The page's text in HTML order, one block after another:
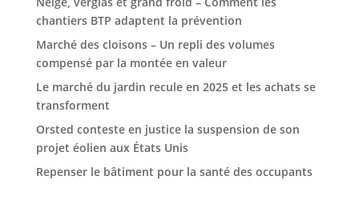
chantiers BTP adaptent la prévention
Marché des cloisons – Un repli des volumes
compensé par la montée en valeur
Le marché du jardin recule en 2025 et les achats se
transforment
Orsted conteste en justice la suspension de son
projet éolien aux États Unis
Repenser le bâtiment pour la santé des occupants